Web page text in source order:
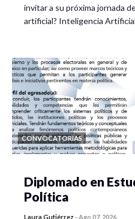
invitar a su próxima jornada
artificial? Inteligencia
CONVOCATORIAS
Diplomado en
Política
Laura Gutiérrez -Ago 07, 2026